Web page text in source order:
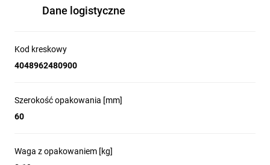
Dane logistyczne
Kod kreskowy
4048962480900
Szerokość opakowania [mm]
60
Waga z opakowaniem [kg]